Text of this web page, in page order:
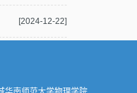
[2024-12-22]